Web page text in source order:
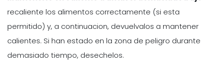
recaliente los alimentos correctamente (si esta
permitido) y, a continuacion, devuelvalos a mantener
calientes. Si han estado en la zona de peligro durante
demasiado tiempo, desechelos.